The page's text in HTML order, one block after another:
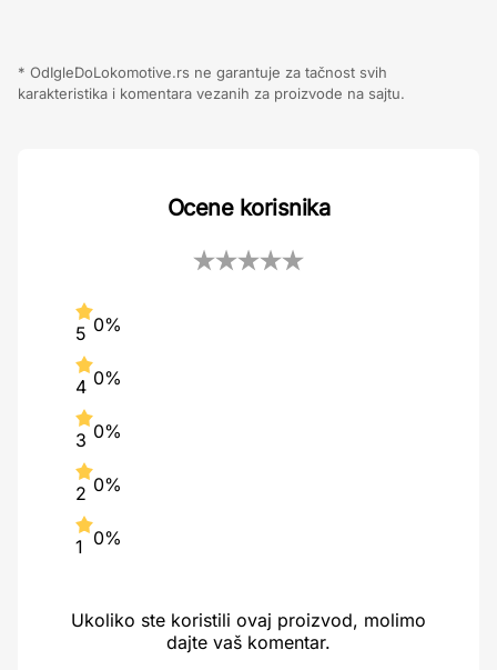
* OdIgleDoLokomotive.rs ne garantuje za tačnost svih
karakteristika i komentara vezanih za proizvode na sajtu.
Ocene korisnika
5 0%
4 0%
3 0%
2 0%
1 0%
Ukoliko ste koristili ovaj proizvod, molimo
dajte vaš komentar.